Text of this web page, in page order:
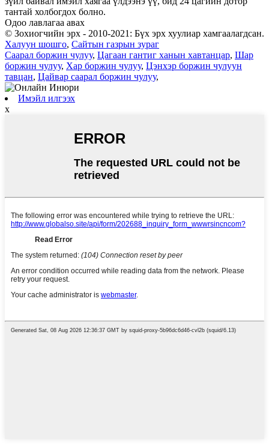
тантай холбогдох болно.
Одоо лавлагаа авах
© Зохиогчийн эрх - 2010-2021: Бүх эрх хуулиар хамгаалагдсан.
Халуун шошго, Сайтын газрын зураг
Саарал боржин чулуу, Цагаан гантиг ханын хавтанцар, Шар
боржин чулуу, Хар боржин чулуу, Цэнхэр боржин чулуун
тавцан, Цайвар саарал боржин чулуу,
Имэйл илгээх
x